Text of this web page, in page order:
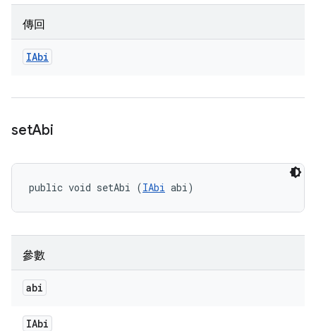
傳回
IAbi
setAbi
public void setAbi (IAbi abi)
參數
abi
IAbi